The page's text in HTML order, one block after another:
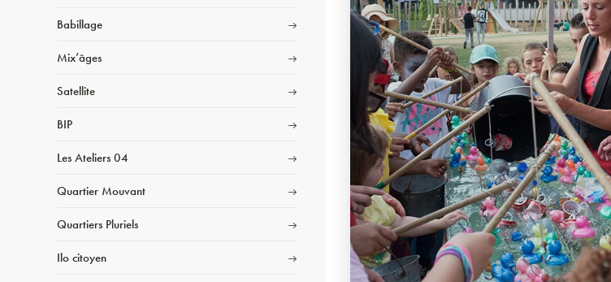
Babillage
Mix’âges
Satellite
BIP
Les Ateliers 04
Quartier Mouvant
Quartiers Pluriels
Ilo citoyen